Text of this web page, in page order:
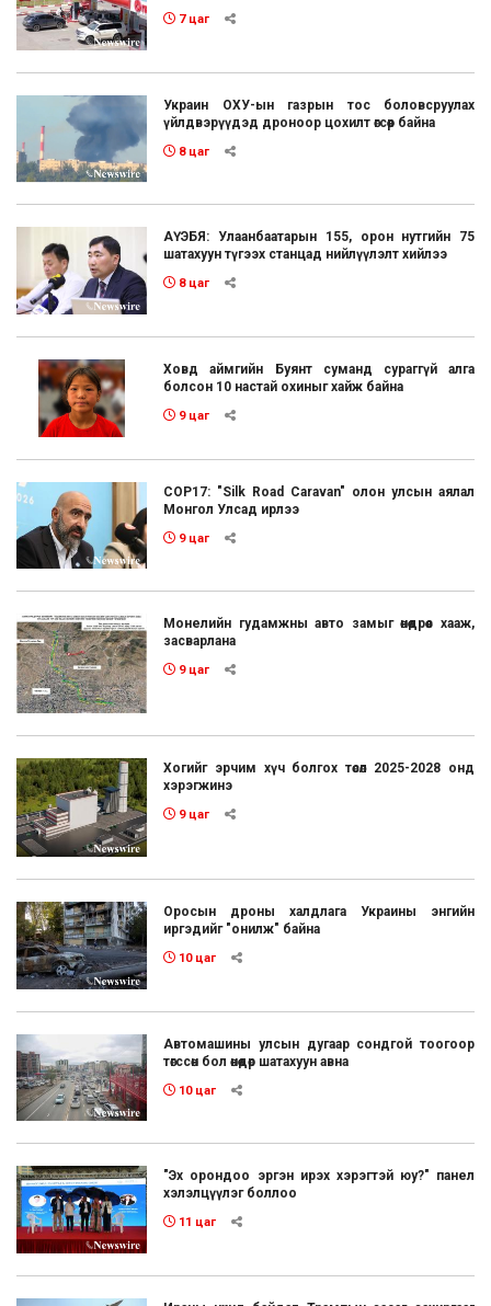
7 цаг
Украин ОХУ-ын газрын тос боловсруулах
үйлдвэрүүдэд дроноор цохилт өгсөөр байна
8 цаг
АҮЭБЯ: Улаанбаатарын 155, орон нутгийн 75
шатахуун түгээх станцад нийлүүлэлт хийлээ
8 цаг
Ховд аймгийн Буянт суманд сураггүй алга
болсон 10 настай охиныг хайж байна
9 цаг
COP17: "Silk Road Caravan" олон улсын аялал
Монгол Улсад ирлээ
9 цаг
Монелийн гудамжны авто замыг өнөөдрөөс хааж,
засварлана
9 цаг
Хогийг эрчим хүч болгох төсөл 2025-2028 онд
хэрэгжинэ
9 цаг
Оросын дроны халдлага Украины энгийн
иргэдийг "онилж" байна
10 цаг
Автомашины улсын дугаар сондгой тоогоор
төгссөн бол өнөөдөр шатахуун авна
10 цаг
"Эх орондоо эргэн ирэх хэрэгтэй юу?" панел
хэлэлцүүлэг боллоо
11 цаг